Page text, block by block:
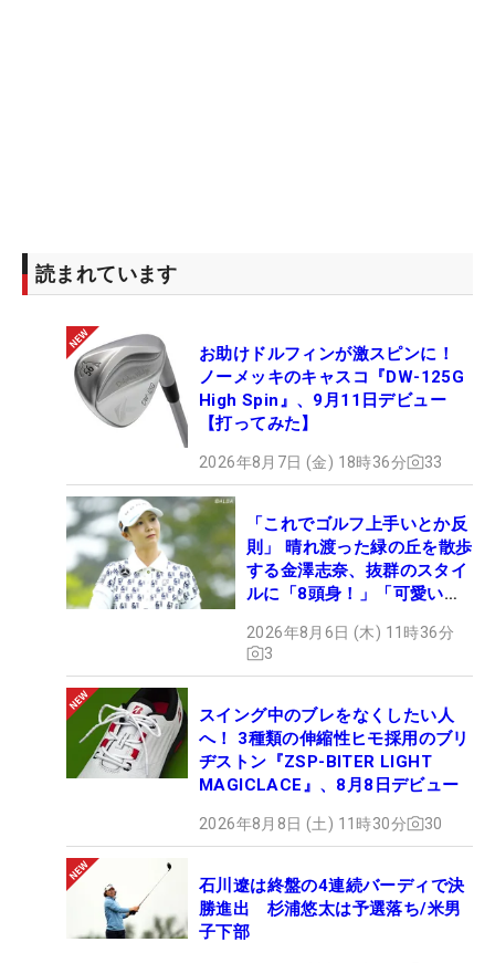
読まれています
お助けドルフィンが激スピンに！
ノーメッキのキャスコ『DW-125G
High Spin』、9月11日デビュー
【打ってみた】
2026年8月7日 (金) 18時36分 33
「これでゴルフ上手いとか反
則」 晴れ渡った緑の丘を散歩
する金澤志奈、抜群のスタイ
ルに「8頭身！」「可愛いに
2026年8月6日 (木) 11時36分
3
スイング中のブレをなくしたい人
へ！ 3種類の伸縮性ヒモ採用のブリ
ヂストン『ZSP-BITER LIGHT
MAGICLACE』、8月8日デビュー
2026年8月8日 (土) 11時30分 30
石川遼は終盤の4連続バーディで決
勝進出 杉浦悠太は予選落ち/米男
子下部